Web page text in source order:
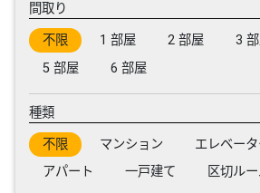
間取り
不限 1 部屋 2 部屋 3
5 部屋
6 部屋
種類
不限 マンション
エレベー
アパート
一戸建て
区切ル